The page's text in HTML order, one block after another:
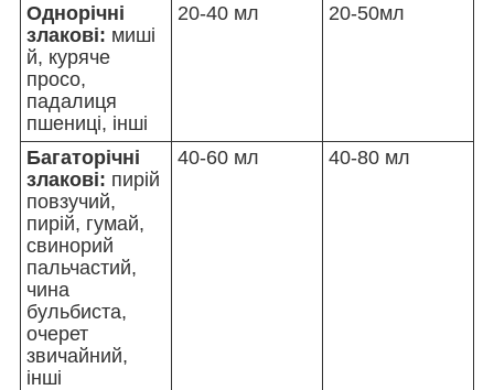
Однорічні
злакові: миші
й, куряче
просо,
падалиця
пшениці, інші
20-40 мл 20-50мл
Багаторічні
злакові: пирій
повзучий,
пирій, гумай,
свинорий
пальчастий,
чина
бульбиста,
очерет
звичайний,
інші
40-60 мл 40-80 мл